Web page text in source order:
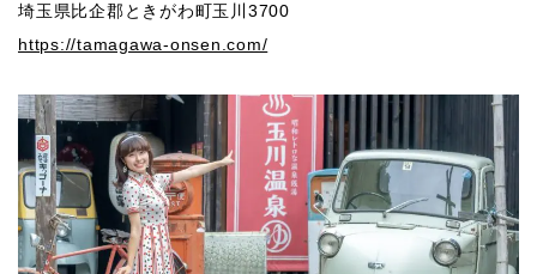
埼玉県比企郡ときがわ町玉川3700
https://tamagawa-onsen.com/